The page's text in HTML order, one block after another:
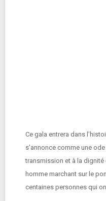
Ce gala entrera dans
s’annonce comme une
transmission et à la dignité
homme marchant sur le
centaines personnes qui